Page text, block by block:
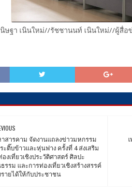
ษฐา เนินใหม่//รัชชานนท์ เนินใหม่//ผู้สื่อ
สารคาม จัดงานแถลงข่าวมหกรรม
ะติ๊บข้าวและหุ่นฟาง ครั้งที่ 4 ส่งเสริม
องเที่ยวเชิงประวัติศาสตร์ ศิลปะ
รรม และการท่องเที่ยวเชิงสร้างสรรค์
รายได้ให้กับประชาชน